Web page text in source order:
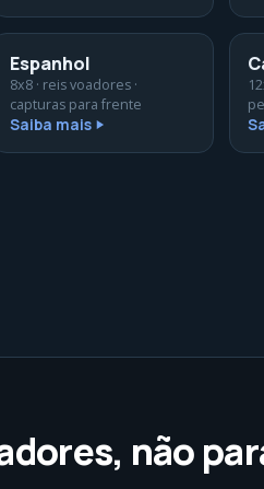
Espanhol
8x8 · reis voadores ·
capturas para frente
Saiba mais
não